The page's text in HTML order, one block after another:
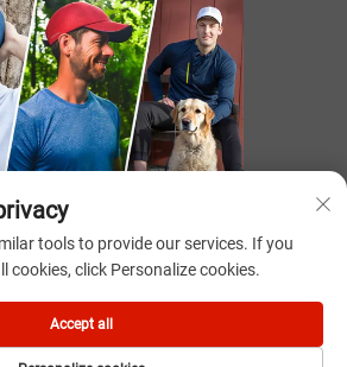
por NINGBO YOUKI UNITE IMP & EXP
CO.,LTD
tools to provide our services. If you
cookies, click Personalize cookies.
Accept all